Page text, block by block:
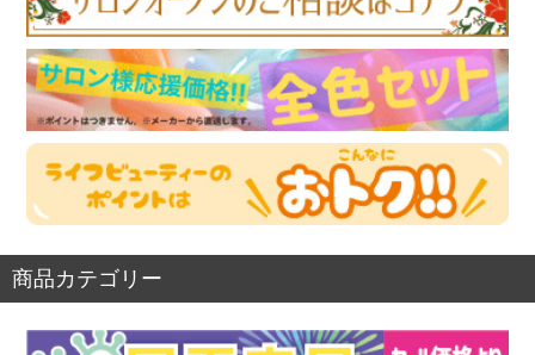
商品カテゴリー